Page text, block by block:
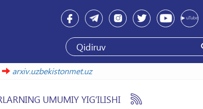
arxiv.uzbekistonmet.uz
UMUMIY YIG‘ILISHI